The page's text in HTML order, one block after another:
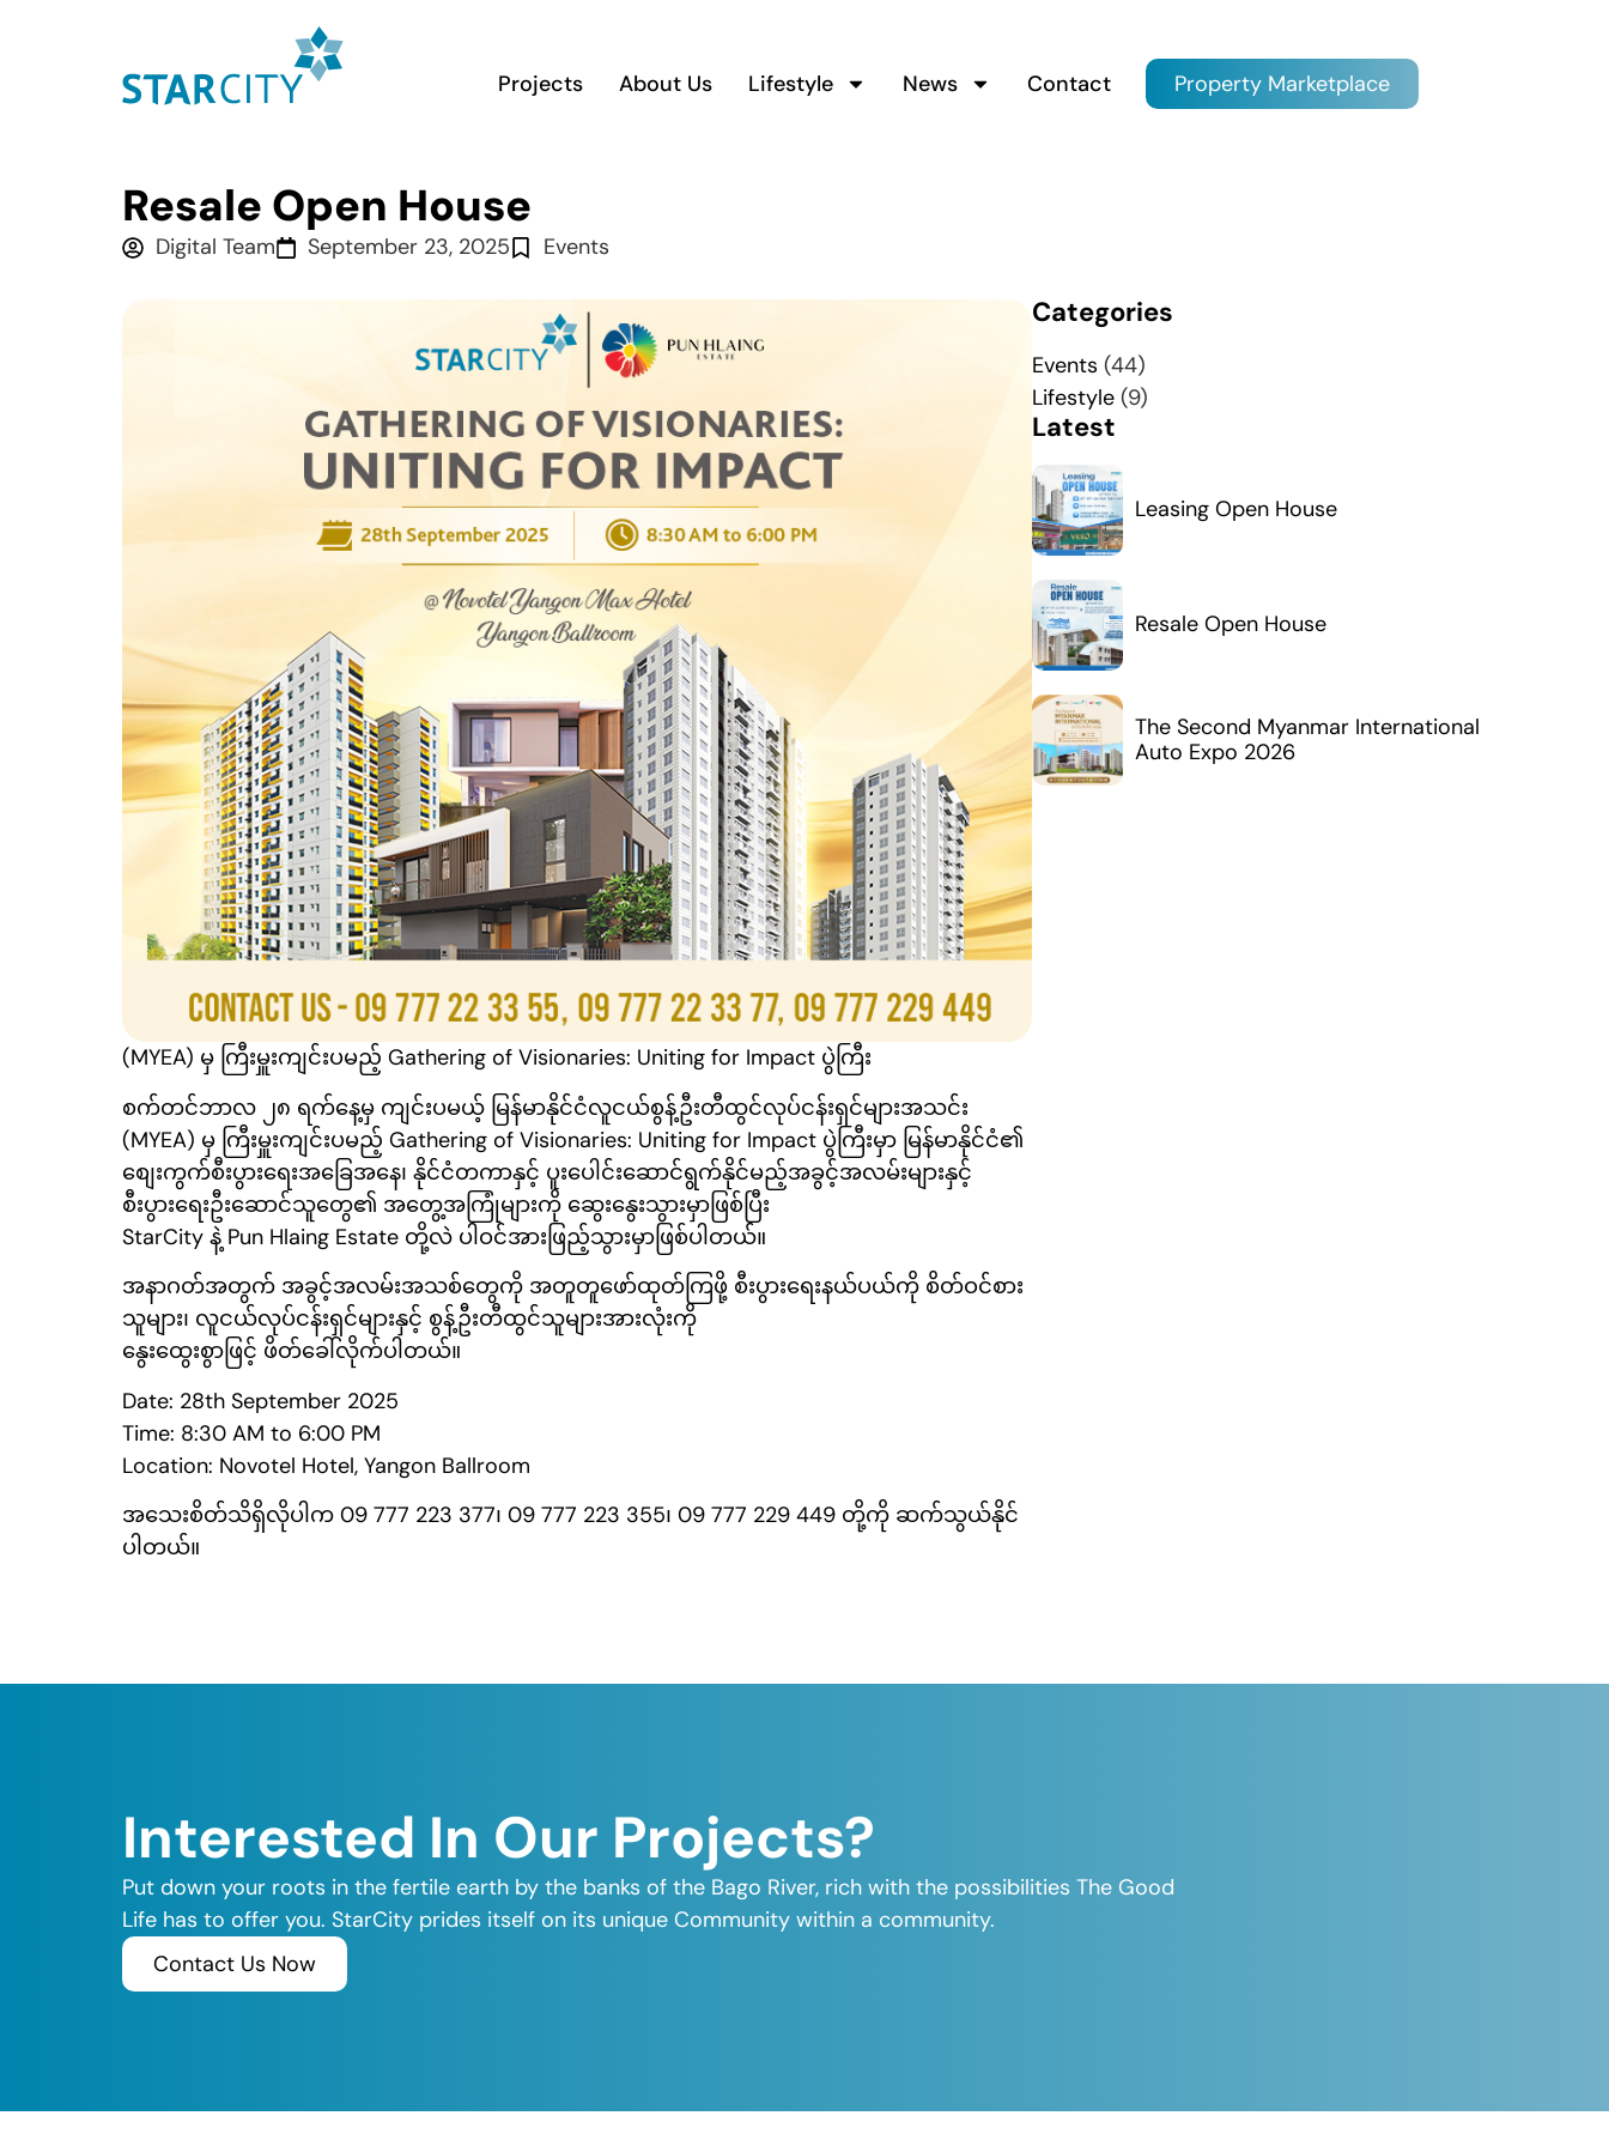
Projects About Us Lifestyle News Contact Property Marketplace
Resale Open House
Digital Team September 23, 2025 Events
(MYEA) မှ ကြီးမှူးကျင်းပမည့် Gathering of Visionaries: Uniting for Impact ပွဲကြီး
စက်တင်ဘာလ ၂၈ ရက်နေ့မှ ကျင်းပမယ့် မြန်မာနိုင်ငံလူငယ်စွန့်ဦးတီထွင်လုပ်ငန်းရှင်များအသင်း
(MYEA) မှ ကြီးမှူးကျင်းပမည့် Gathering of Visionaries: Uniting for Impact ပွဲကြီးမှာ မြန်မာနိုင်ငံ၏
စျေးကွက်စီးပွားရေးအခြေအနေ၊ နိုင်ငံတကာနှင့် ပူးပေါင်းဆောင်ရွက်နိုင်မည့်အခွင့်အလမ်းများနှင့်
စီးပွားရေးဦးဆောင်သူတွေ၏ အတွေ့အကြုံများကို ဆွေးနွေးသွားမှာဖြစ်ပြီး
StarCity နဲ့ Pun Hlaing Estate တို့လဲ ပါဝင်အားဖြည့်သွားမှာဖြစ်ပါတယ်။
အနာဂတ်အတွက် အခွင့်အလမ်းအသစ်တွေကို အတူတူဖော်ထုတ်ကြဖို့ စီးပွားရေးနယ်ပယ်ကို စိတ်ဝင်စား
သူများ၊ လူငယ်လုပ်ငန်းရှင်များနှင့် စွန့်ဦးတီထွင်သူများအားလုံးကို
နွေးထွေးစွာဖြင့် ဖိတ်ခေါ်လိုက်ပါတယ်။
Date: 28th September 2025
Time: 8:30 AM to 6:00 PM
Location: Novotel Hotel, Yangon Ballroom
အသေးစိတ်သိရှိလိုပါက 09 777 223 377၊ 09 777 223 355၊ 09 777 229 449 တို့ကို ဆက်သွယ်နိုင်
ပါတယ်။
Categories
Events (44)
Lifestyle(9)
Latest
Leasing Open House
Resale Open House
The Second Myanmar International
Auto Expo 2026
Interested In Our Projects?
Put down your roots in the fertile earth by the banks of the Bago River, rich with the possibilities The Good
Life has to offer you. StarCity prides itself on its unique Community within a community.
Contact Us Now